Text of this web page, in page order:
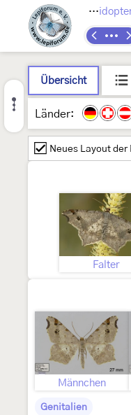
Übersicht
Länder:
Neues Layout
Falter
Männchen
Genitalien